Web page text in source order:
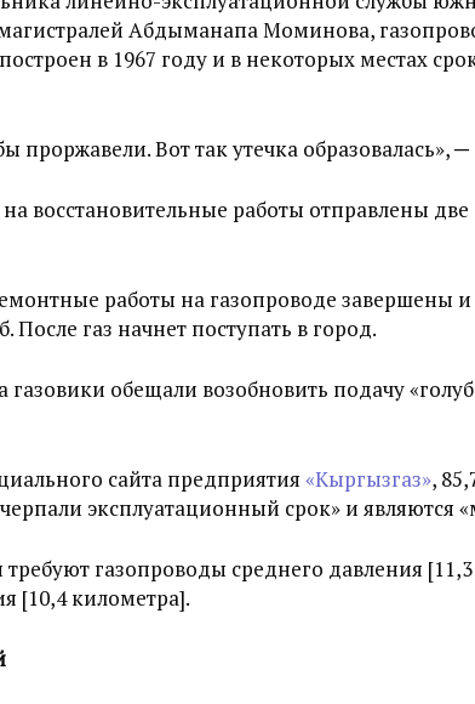
Абдыманапа Моминова,
в 1967 году и в некоторых местах
проржавели. Вот так утечка образовалась»,
восстановительные работы отправлены
работы на газопроводе завершены
После газ начнет поступать в город.
газовики обещали возобновить подачу
сайта предприятия «Кыргызгаз»,
эксплуатационный срок» и являются
газопроводы среднего давления
[10,4 километра].